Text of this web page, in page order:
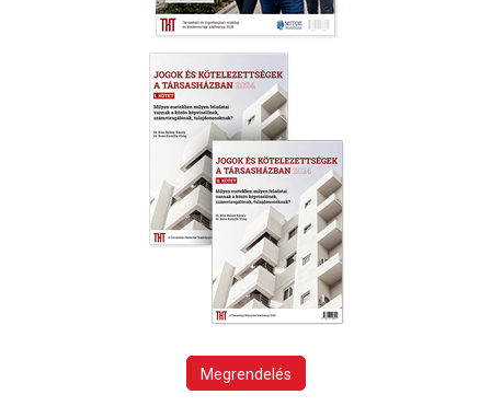
Megrendelés